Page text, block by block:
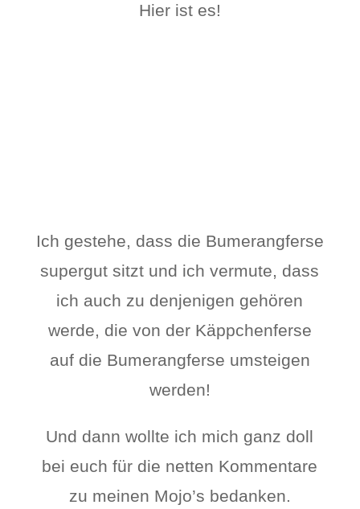
Hier ist es!
Ich gestehe, dass die Bumerangferse
supergut sitzt und ich vermute, dass
ich auch zu denjenigen gehören
werde, die von der Käppchenferse
auf die Bumerangferse umsteigen
werden!
Und dann wollte ich mich ganz doll
bei euch für die netten Kommentare
zu meinen Mojo’s bedanken.